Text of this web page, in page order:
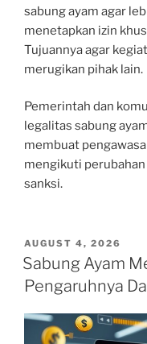
sabung ayam agar
menetapkan izin
Tujuannya agar
merugikan pihak lain.
Pemerintah dan
legalitas sabung
membuat
mengikuti
sanksi.
POSTED
ON
AUGUST 4, 2026
Sabung Ayam
Pengaruhnya